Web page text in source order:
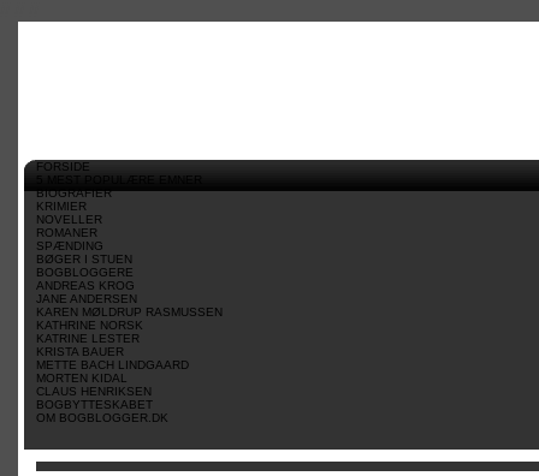
FORSIDE
5 MEST POPULÆRE EMNER
BIOGRAFIER
KRIMIER
NOVELLER
ROMANER
SPÆNDING
BØGER I STUEN
BOGBLOGGERE
ANDREAS KROG
JANE ANDERSEN
KAREN MØLDRUP RASMUSSEN
KATHRINE NORSK
KATRINE LESTER
KRISTA BAUER
METTE BACH LINDGAARD
MORTEN KIDAL
CLAUS HENRIKSEN
BOGBYTTESKABET
OM BOGBLOGGER.DK